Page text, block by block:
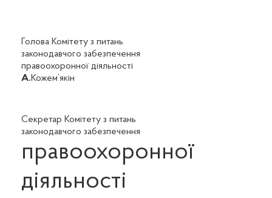
Голова Комітету з питань
законодавчого забезпечення
правоохоронної діяльності
А.Кожем’якін
Секретар Комітету з питань
законодавчого забезпечення
правоохоронної
діяльності